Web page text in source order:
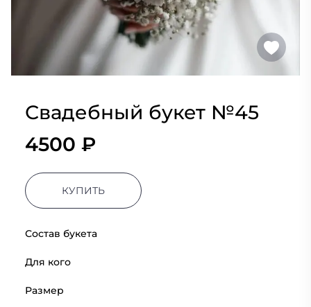
Свадебный букет №45
4500 ₽
КУПИТЬ
Состав букета
Для кого
Размер